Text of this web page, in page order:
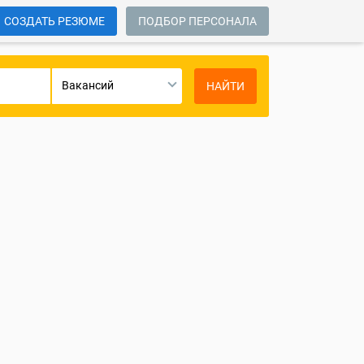
СОЗДАТЬ РЕЗЮМЕ ПОДБОР ПЕРСОНАЛА
Вакансий НАЙТИ